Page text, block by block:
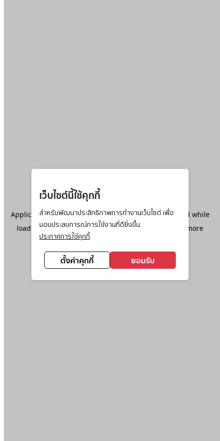
เว็บไซต์นี้ใช้คุกกี้
สำหรับพัฒนาประสิทธิภาพการทำงานเว็บไซต์ เพื่อ
มอบประสบการณ์การใช้งานที่ดียิ่งขึ้น
ประกาศการใช้คุกกี้
ตั้งค่าคุกกี้ ยอมรับ
Application error: aclient-side exception has occurred while
loadingwww.ktc.co.th(see the browser console
for more
information).